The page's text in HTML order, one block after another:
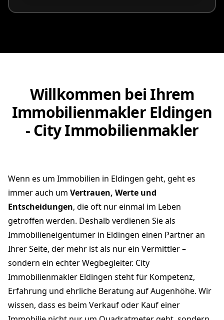
Willkommen bei Ihrem
Immobilienmakler Eldingen
- City Immobilienmakler
Wenn es um Immobilien in Eldingen geht, geht es
immer auch um Vertrauen, Werte und
Entscheidungen, die oft nur einmal im Leben
getroffen werden. Deshalb verdienen Sie als
Immobilieneigentümer in Eldingen einen Partner an
Ihrer Seite, der mehr ist als nur ein Vermittler –
sondern ein echter Wegbegleiter. City
Immobilienmakler Eldingen steht für Kompetenz,
Erfahrung und ehrliche Beratung auf Augenhöhe. Wir
wissen, dass es beim Verkauf oder Kauf einer